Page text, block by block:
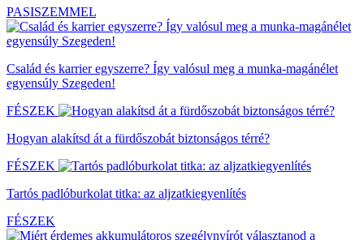
PASISZEMMEL
Család és karrier egyszerre? Így valósul meg a munka-magánélet
egyensúly Szegeden!
FÉSZEK
Hogyan alakítsd át a fürdőszobát biztonságos térré?
FÉSZEK
Tartós padlóburkolat titka: az aljzatkiegyenlítés
FÉSZEK